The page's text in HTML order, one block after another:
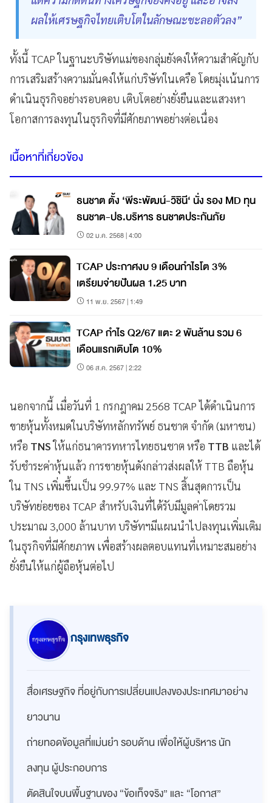
ผลให้เศรษฐกิจไทยเติบโตในลักษณะชะลอตัวลง”
ทั้งนี้ TCAP ในฐานะบริษัทแม่ของกลุ่มยังคงให้ความสำคัญกับ
การเสริมสร้างความมั่นคงให้แก่บริษัทในเครือ โดยมุ่งเน้นการ
ดำเนินธุรกิจอย่างรอบคอบ เติบโตอย่างยั่งยืนและแสวงหา
โอกาสการลงทุนในธุรกิจที่มีศักยภาพอย่างต่อเนื่อง
เนื้อหาที่เกี่ยวข้อง
ธนชาต ตั้ง ‘พีระพัฒน์-วิชินี‘ นั่ง รอง MD ทุน
ธนชาต-ปธ.บริหาร ธนชาตประกันภัย
02 ม.ค. 2568 | 4:00
TCAP ประกาศงบ 9 เดือนกำไรโต 3%
เตรียมจ่ายปันผล 1.25 บาท
11 พ.ย. 2567 | 1:49
TCAP กำไร Q2/67 แตะ 2 พันล้าน รวม 6
เดือนแรกเติบโต 10%
06 ส.ค. 2567 | 2:22
นอกจากนี้ เมื่อวันที่ 1 กรกฎาคม 2568 TCAP ได้ดำเนินการ
ขายหุ้นทั้งหมดในบริษัทหลักทรัพย์ ธนชาต จำกัด (มหาชน)
หรือ TNSให้แก่ธนาคารทหารไทยธนชาต หรือ TTB และได้
รับชำระค่าหุ้นแล้ว การขายหุ้นดังกล่าวส่งผลให้ TTB ถือหุ้น
ใน TNS เพิ่มขึ้นเป็น 99.97% และ TNS สิ้นสุดการเป็น
บริษัทย่อยของ TCAP สำหรับเงินที่ได้รับมีมูลค่าโดยรวม
ประมาณ 3,000 ล้านบาท บริษัทฯมีแผนนำไปลงทุนเพิ่มเติม
ในธุรกิจที่มีศักยภาพ เพื่อสร้างผลตอบแทนที่เหมาะสมอย่าง
ยั่งยืนให้แก่ผู้ถือหุ้นต่อไป
กรุงเทพธุรกิจ
สื่อเศรษฐกิจ ที่อยู่กับการเปลี่ยนแปลงของประเทศมาอย่าง
ยาวนาน
ถ่ายทอดข้อมูลที่แม่นยำ รอบด้าน เพื่อให้ผู้บริหาร นัก
ลงทุน ผู้ประกอบการ
ตัดสินใจบนพื้นฐานของ “ข้อเท็จจริง” และ “โอกาส”